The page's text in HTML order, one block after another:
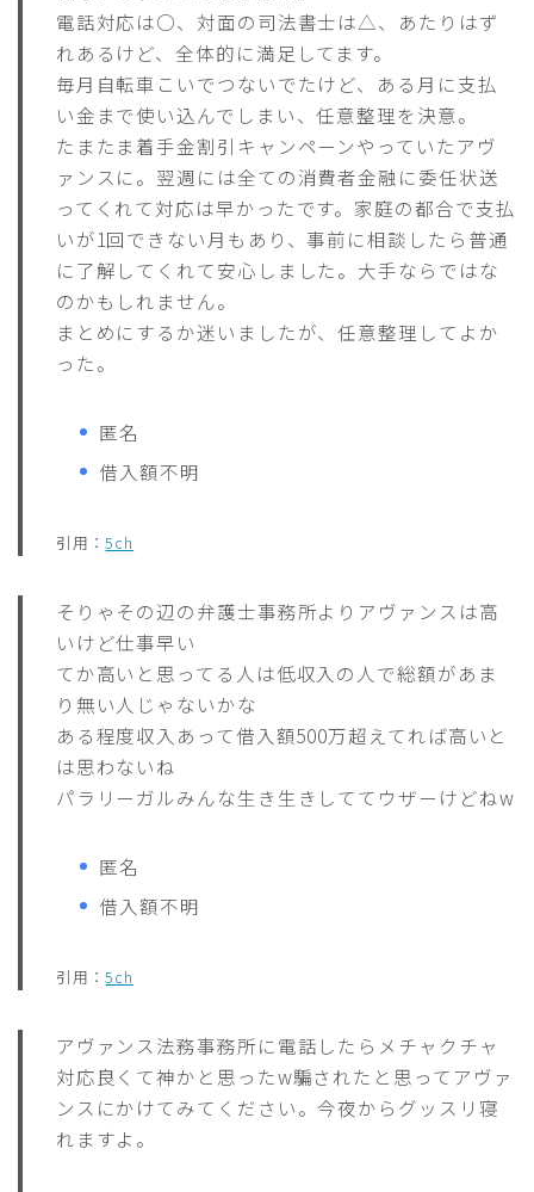
電話対応は○、対面の司法書士は△、あたりはず
れあるけど、全体的に満足してます。
毎月自転車こいでつないでたけど、ある月に支払
い金まで使い込んでしまい、任意整理を決意。
たまたま着手金割引キャンペーンやっていたアヴ
ァンスに。翌週には全ての消費者金融に委任状送
ってくれて対応は早かったです。家庭の都合で支払
いが1回できない月もあり、事前に相談したら普通
に了解してくれて安心しました。大手ならではな
のかもしれません。
まとめにするか迷いましたが、任意整理してよか
った。
匿名
借入額不明
引用：5ch
そりゃその辺の弁護士事務所よりアヴァンスは高
いけど仕事早い
てか高いと思ってる人は低収入の人で総額があま
り無い人じゃないかな
ある程度収入あって借入額500万超えてれば高いと
は思わないね
パラリーガルみんな生き生きしててウザーけどねw
匿名
借入額不明
引用：5ch
アヴァンス法務事務所に電話したらメチャクチャ
対応良くて神かと思ったw騙されたと思ってアヴァ
ンスにかけてみてください。今夜からグッスリ寝
れますよ。